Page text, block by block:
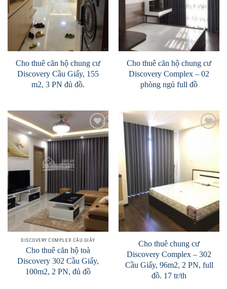
Cho thuê căn hộ chung cư
Discovery Cầu Giấy, 155
m2, 3 PN đủ đồ.
Cho thuê căn hộ chung cư
Discovery Complex – 02
phòng ngủ full đồ
DISCOVERY COMPLEX CẦU GIẤY
Cho thuê căn hộ toà
Discovery 302 Cầu Giấy,
100m2, 2 PN, đủ đồ
Cho thuê chung cư
Discovery Complex – 302
Cầu Giấy, 96m2, 2 PN, full
đồ. 17 tr/th